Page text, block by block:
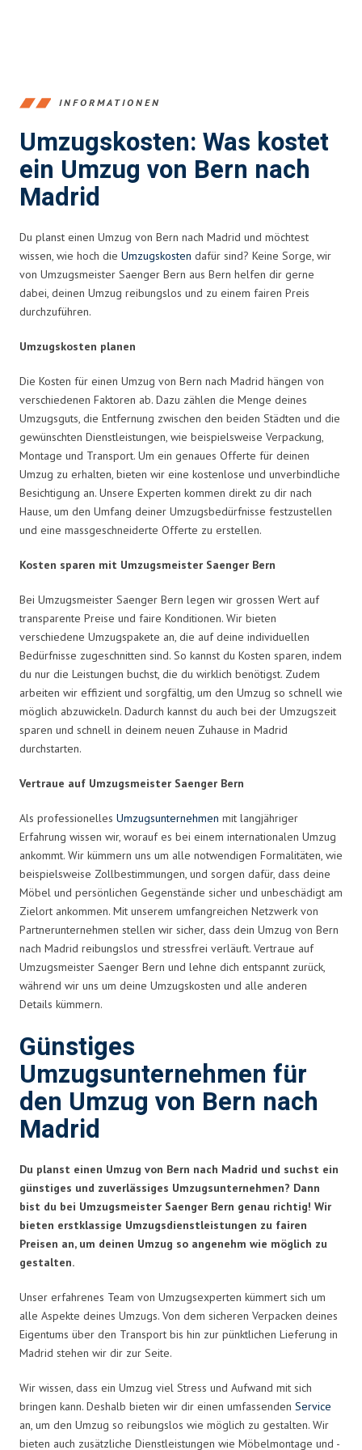
INFORMATIONEN
Umzugskosten: Was kostet
ein Umzug von Bern nach
Madrid
Du planst einen Umzug von Bern nach Madrid und möchtest
wissen, wie hoch die Umzugskosten dafür sind? Keine Sorge, wir
von Umzugsmeister Saenger Bern aus Bern helfen dir gerne
dabei, deinen Umzug reibungslos und zu einem fairen Preis
durchzuführen.
Umzugskosten planen
Die Kosten für einen Umzug von Bern nach Madrid hängen von
verschiedenen Faktoren ab. Dazu zählen die Menge deines
Umzugsguts, die Entfernung zwischen den beiden Städten und die
gewünschten Dienstleistungen, wie beispielsweise Verpackung,
Montage und Transport. Um ein genaues Offerte für deinen
Umzug zu erhalten, bieten wir eine kostenlose und unverbindliche
Besichtigung an. Unsere Experten kommen direkt zu dir nach
Hause, um den Umfang deiner Umzugsbedürfnisse festzustellen
und eine massgeschneiderte Offerte zu erstellen.
Kosten sparen mit Umzugsmeister Saenger Bern
Bei Umzugsmeister Saenger Bern legen wir grossen Wert auf
transparente Preise und faire Konditionen. Wir bieten
verschiedene Umzugspakete an, die auf deine individuellen
Bedürfnisse zugeschnitten sind. So kannst du Kosten sparen, indem
du nur die Leistungen buchst, die du wirklich benötigst. Zudem
arbeiten wir effizient und sorgfältig, um den Umzug so schnell wie
möglich abzuwickeln. Dadurch kannst du auch bei der Umzugszeit
sparen und schnell in deinem neuen Zuhause in Madrid
durchstarten.
Vertraue auf Umzugsmeister Saenger Bern
Als professionelles Umzugsunternehmen mit langjähriger
Erfahrung wissen wir, worauf es bei einem internationalen Umzug
ankommt. Wir kümmern uns um alle notwendigen Formalitäten, wie
beispielsweise Zollbestimmungen, und sorgen dafür, dass deine
Möbel und persönlichen Gegenstände sicher und unbeschädigt am
Zielort ankommen. Mit unserem umfangreichen Netzwerk von
Partnerunternehmen stellen wir sicher, dass dein Umzug von Bern
nach Madrid reibungslos und stressfrei verläuft. Vertraue auf
Umzugsmeister Saenger Bern und lehne dich entspannt zurück,
während wir uns um deine Umzugskosten und alle anderen
Details kümmern.
Günstiges
Umzugsunternehmen für
den Umzug von Bern nach
Madrid
Du planst einen Umzug von Bern nach Madrid und suchst ein
günstiges und zuverlässiges Umzugsunternehmen? Dann
bist du bei Umzugsmeister Saenger Bern genau richtig! Wir
bieten erstklassige Umzugsdienstleistungen zu fairen
Preisen an, um deinen Umzug so angenehm wie möglich zu
gestalten.
Unser erfahrenes Team von Umzugsexperten kümmert sich um
alle Aspekte deines Umzugs. Von dem sicheren Verpacken deines
Eigentums über den Transport bis hin zur pünktlichen Lieferung in
Madrid stehen wir dir zur Seite.
Wir wissen, dass ein Umzug viel Stress und Aufwand mit sich
bringen kann. Deshalb bieten wir dir einen umfassenden Service
an, um den Umzug so reibungslos wie möglich zu gestalten. Wir
bieten auch zusätzliche Dienstleistungen wie Möbelmontage und -